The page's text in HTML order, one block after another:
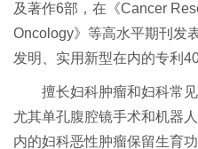
及著作6部，在《Cancer
Oncology》等高水平期刊发
发明、实用新型在内的专利40
擅长妇科肿瘤和妇科常
尤其单孔腹腔镜手术和机器
内的妇科恶性肿瘤保留生育功